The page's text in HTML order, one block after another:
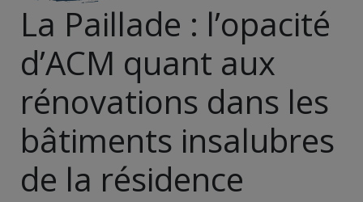
La Paillade : l’opacité
d’ACM quant aux
rénovations dans les
bâtiments insalubres
de la résidence